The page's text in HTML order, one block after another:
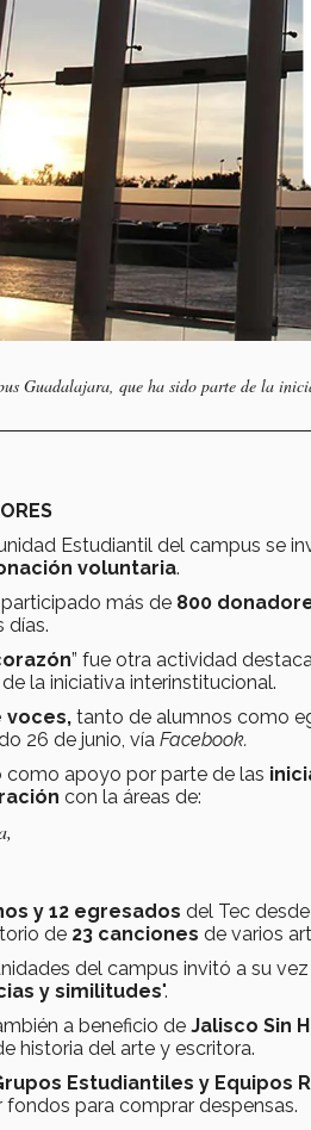
Guadalajara, que ha sido parte de la
Estudiantil del campus se
voluntaria.
más de 800
días.
” fue otra actividad
la iniciativa interinstitucional.
voces, tanto de alumnos como
26 de junio, vía Facebook.
como apoyo por parte de las
con la áreas de:
y 12 egresados del Tec desde
de 23 canciones de varios
del campus invitó a su
y similitudes".
a beneficio de Jalisco Sin
historia del arte y escritora.
Estudiantiles y Equipos
fondos para comprar despensas.